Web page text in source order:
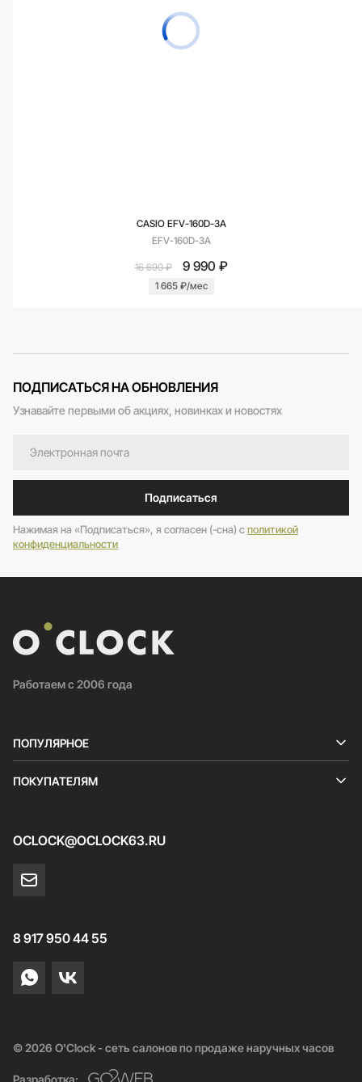
CASIO EFV-160D-3A
EFV-160D-3A
16 690 ₽ 9 990 ₽
1 665 ₽/мес
ПОДПИСАТЬСЯ НА ОБНОВЛЕНИЯ
Узнавайте первыми об акциях, новинках и новостях
Подписаться
Нажимая на «Подписаться», я согласен (-сна) cполитикой
конфиденциальности
Работаем с 2006 года
ПОПУЛЯРНОЕ
ПОКУПАТЕЛЯМ
OCLOCK@OCLOCK63.RU
8 917 950 44 55
© 2026 O'Clock - сеть салонов по продаже наручных часов
Разработка: